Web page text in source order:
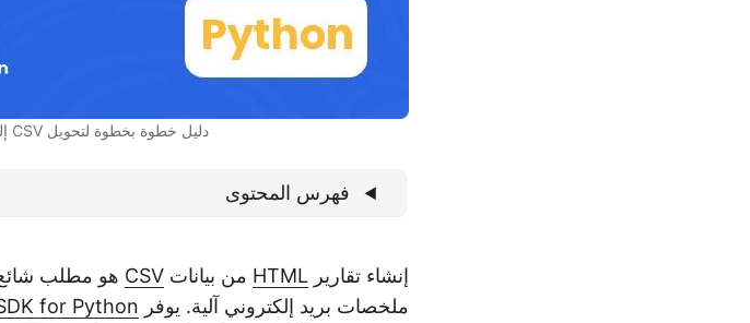
دليل خطوة بخطوة لتحويل CSV إلى HTML باستخدام Python
فهرس المحتوى
إنشاء تقارير HTML من بيانات CSV هو مطلب شائع
ملخصات بريد إلكتروني آلية. يوفر for Python